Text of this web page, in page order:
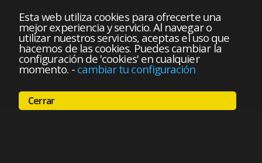
Esta web utiliza cookies para ofrecerte una
mejor experiencia y servicio. Al navegar o
utilizar nuestros servicios, aceptas el uso que
hacemos de las cookies. Puedes cambiar la
configuración de 'cookies' en cualquier
momento. - cambiar tu configuración
Cerrar